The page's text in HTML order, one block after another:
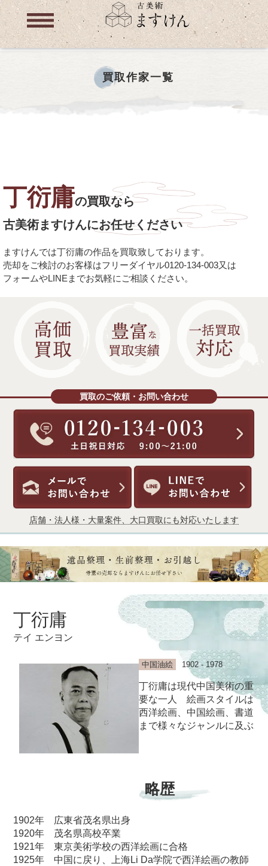
買取作家一覧
丁衍庸の買取なら
古美術ますけんにお任せください
ますけんでは丁衍庸の作品を買取致しております。
売却をご検討のお客様はフリーダイヤル0120-134-003又は
フォームやLINEまでお気軽にご相談ください。
買取のご依頼・お問い合わせ
店舗・法人様・大量案件、大口買取にも対応いたします
丁衍庸
テイ エンヨン
中国油絵 1902 - 1978
丁衍庸は現代中国美術の重
要な一人 絵画スタイルは
西洋絵画、中国絵画、書道
まで様々なジャンルに及ぶ
略歴
1902年 広東省茂名県出身
1920年 茂名県高校卒業
1921年 東京美術学校の西洋絵画に合格
1925年 中国に戻り、上海Li Da学院で西洋絵画の教師